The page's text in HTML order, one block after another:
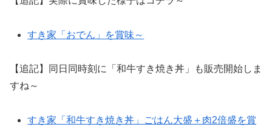
すき家「おでん」を賞味～
【追記】同日同時刻に「和牛すき焼き丼」も販売開始しま
すね～
すき家「和牛すき焼き丼」ごはん大盛＋肉2倍盛を賞